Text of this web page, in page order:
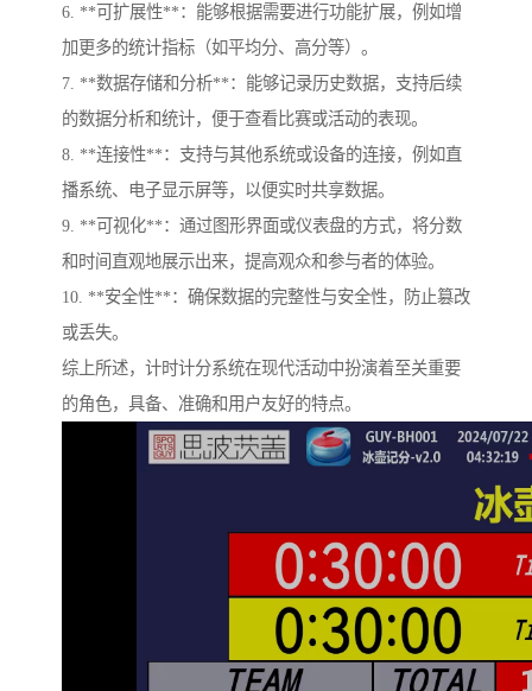
6. **可扩展性**：能够根据需要进行功能扩展，例如增
加更多的统计指标（如平均分、高分等）。
7. **数据存储和分析**：能够记录历史数据，支持后续
的数据分析和统计，便于查看比赛或活动的表现。
8. **连接性**：支持与其他系统或设备的连接，例如直
播系统、电子显示屏等，以便实时共享数据。
9. **可视化**：通过图形界面或仪表盘的方式，将分数
和时间直观地展示出来，提高观众和参与者的体验。
10. **安全性**：确保数据的完整性与安全性，防止篡改
或丢失。
综上所述，计时计分系统在现代活动中扮演着至关重要
的角色，具备、准确和用户友好的特点。